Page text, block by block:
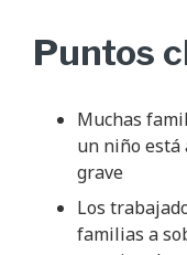
Puntos
Muchas
un niño está
grave
Los
familias a